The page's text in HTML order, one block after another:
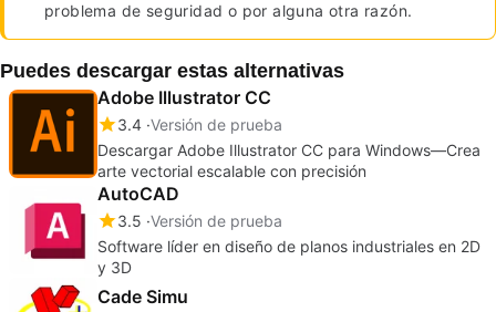
problema de seguridad o por alguna otra razón.
Puedes descargar estas alternativas
Adobe Illustrator CC
3.4 Versión de prueba
Descargar Adobe Illustrator CC para Windows—Crea
arte vectorial escalable con precisión
AutoCAD
3.5 Versión de prueba
Software líder en diseño de planos industriales en 2D
y 3D
Cade Simu